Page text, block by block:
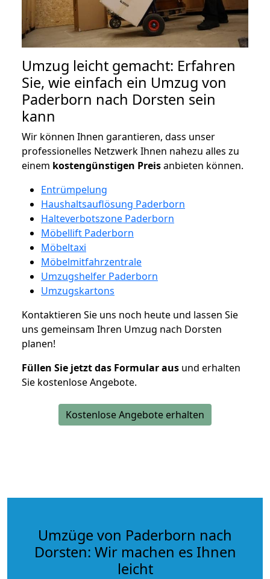
Umzug leicht gemacht: Erfahren
Sie, wie einfach ein Umzug von
Paderborn nach Dorsten sein
kann
Wir können Ihnen garantieren, dass unser
professionelles Netzwerk Ihnen nahezu alles zu
einem kostengünstigen Preisanbieten können.
Entrümpelung
Haushaltsauflösung Paderborn
Halteverbotszone Paderborn
Möbellift Paderborn
Möbeltaxi
Möbelmitfahrzentrale
Umzugshelfer Paderborn
Umzugskartons
Kontaktieren Sie uns noch heute und lassen Sie
uns gemeinsam Ihren Umzug nach Dorsten
planen!
Füllen Sie jetzt das Formular aus und erhalten
Sie kostenlose Angebote.
Kostenlose Angebote erhalten
Umzüge von Paderborn nach
Dorsten: Wir machen es Ihnen
leicht